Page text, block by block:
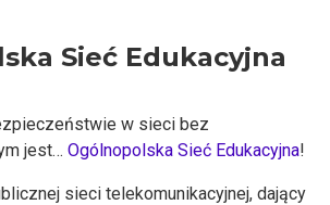
Sieć Edukacyjna
w sieci bez
jest… Ogólnopolska Sieć Edukacyjna!
sieci telekomunikacyjnej, dający